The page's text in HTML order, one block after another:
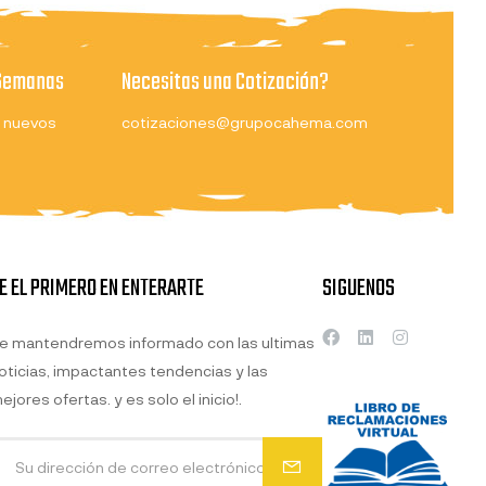
Necesitas una Cotización?
cotizaciones@grupocahema.com
EL PRIMERO EN ENTERARTE
mantendremos informado con las ultimas
impactantes tendencias y las
ofertas. y es solo el inicio!.
SIGUENOS